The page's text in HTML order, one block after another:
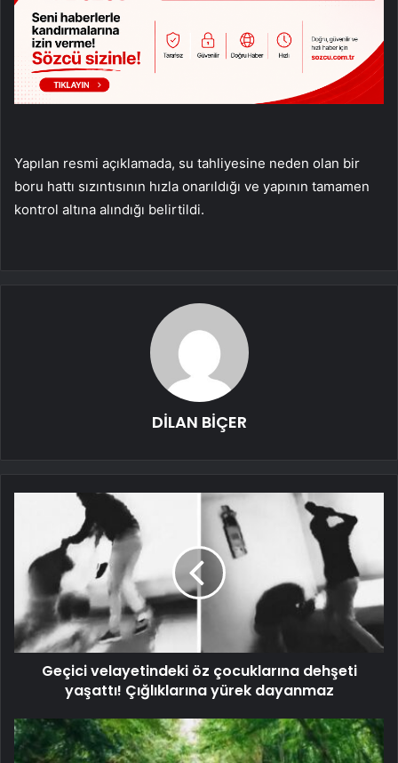
Yapılan resmi açıklamada, su tahliyesine neden olan bir
boru hattı sızıntısının hızla onarıldığı ve yapının tamamen
kontrol altına alındığı belirtildi.
DİLAN BİÇER
Geçici velayetindeki öz çocuklarına dehşeti
yaşattı! Çığlıklarına yürek dayanmaz